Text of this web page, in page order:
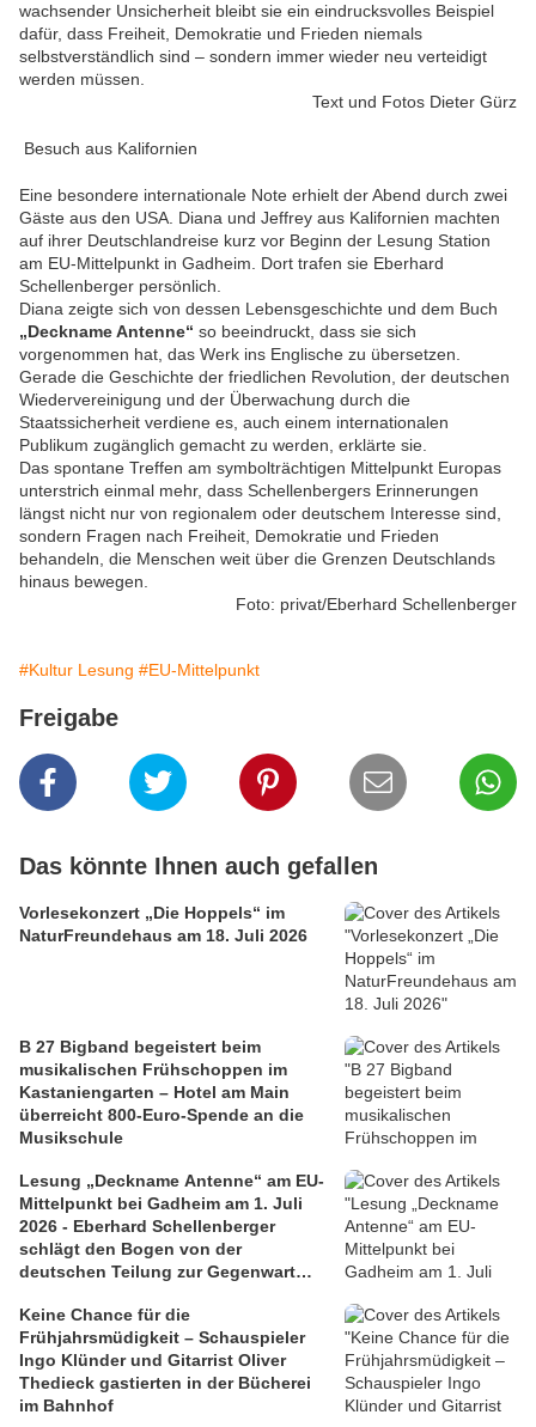
wachsender Unsicherheit bleibt sie ein eindrucksvolles Beispiel
dafür, dass Freiheit, Demokratie und Frieden niemals
selbstverständlich sind – sondern immer wieder neu verteidigt
werden müssen.
Text und Fotos Dieter Gürz
Besuch aus Kalifornien
Eine besondere internationale Note erhielt der Abend durch zwei
Gäste aus den USA. Diana und Jeffrey aus Kalifornien machten
auf ihrer Deutschlandreise kurz vor Beginn der Lesung Station
am EU-Mittelpunkt in Gadheim. Dort trafen sie Eberhard
Schellenberger persönlich.
Diana zeigte sich von dessen Lebensgeschichte und dem Buch
„Deckname Antenne“ so beeindruckt, dass sie sich
vorgenommen hat, das Werk ins Englische zu übersetzen.
Gerade die Geschichte der friedlichen Revolution, der deutschen
Wiedervereinigung und der Überwachung durch die
Staatssicherheit verdiene es, auch einem internationalen
Publikum zugänglich gemacht zu werden, erklärte sie.
Das spontane Treffen am symbolträchtigen Mittelpunkt Europas
unterstrich einmal mehr, dass Schellenbergers Erinnerungen
längst nicht nur von regionalem oder deutschem Interesse sind,
sondern Fragen nach Freiheit, Demokratie und Frieden
behandeln, die Menschen weit über die Grenzen Deutschlands
hinaus bewegen.
Foto: privat/Eberhard Schellenberger
#Kultur Lesung #EU-Mittelpunkt
Freigabe
Das könnte Ihnen auch gefallen
Vorlesekonzert „Die Hoppels“ im
NaturFreundehaus am 18. Juli 2026
B 27 Bigband begeistert beim
musikalischen Frühschoppen im
Kastaniengarten – Hotel am Main
überreicht 800-Euro-Spende an die
Musikschule
Lesung „Deckname Antenne“ am EU-
Mittelpunkt bei Gadheim am 1. Juli
2026 - Eberhard Schellenberger
schlägt den Bogen von der
deutschen Teilung zur Gegenwart
Keine Chance für die
Frühjahrsmüdigkeit – Schauspieler
Ingo Klünder und Gitarrist Oliver
Thedieck gastierten in der Bücherei
im Bahnhof